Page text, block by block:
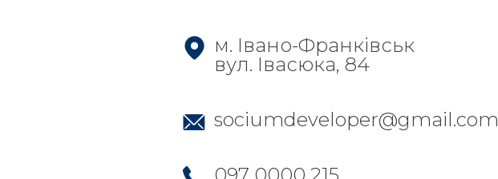
м. Івано-Франківськ
вул. Івасюка, 84
sociumdeveloper@gmail.com